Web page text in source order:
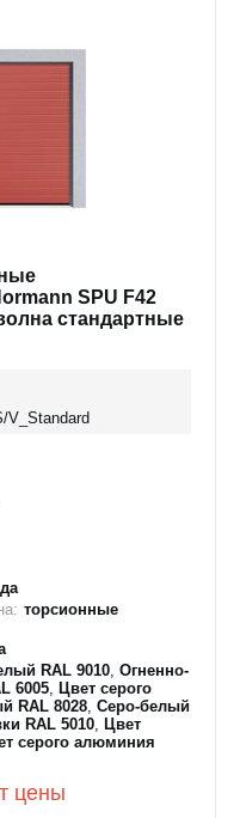
SPU F42
стандартные
V_Standard
да
торсионные
RAL 9010, Огненно-
6005, Цвет серого
RAL 8028, Серо-белый
RAL 5010, Цвет
серого алюминия
цены